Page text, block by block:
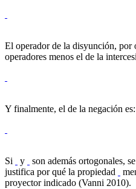
El operador de la disyunción, por
operadores menos el de la
Y finalmente, el de la negación es:
Si
y son además ortogonales,
justifica por qué la propiedad
proyector indicado (Vanni 2010).